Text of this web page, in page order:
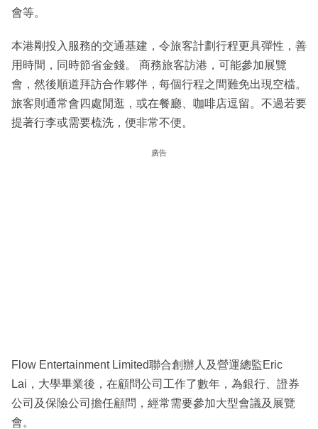
會等。
本港剛投入服務的交通基建，令旅客計劃行程更具彈性，善
用時間，同時節省金錢。 商務旅客訪港，可能參加展覽
會，然後順道拜訪合作夥伴，每個行程之間難免出現空檔。
旅客則通常會四處閒逛，或在餐廳、咖啡店逗留。不過若要
提著行李或需要梳洗，便非常不便。
廣告
Flow Entertainment Limited聯合創辦人及營運總監Eric
Lai，大學畢業後，在顧問公司工作了數年，為銀行、證券
公司及保險公司擔任顧問，經常需要參加大型會議及展覽
會。